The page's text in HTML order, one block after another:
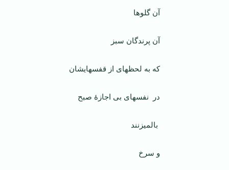
آن گلوها
آن پرندگان سبز
که به لحظه­ای از قفس­هایشان
در نفس­های بی اجازۀ صبح
بال­می­زنند
و سرخ